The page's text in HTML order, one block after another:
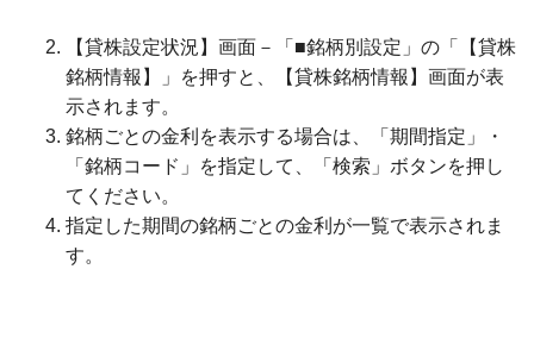
【貸株設定状況】画面－「■銘柄別設定」の「【貸株
銘柄情報】」を押すと、【貸株銘柄情報】画面が表
示されます。
銘柄ごとの金利を表示する場合は、「期間指定」・
「銘柄コード」を指定して、「検索」ボタンを押し
てください。
指定した期間の銘柄ごとの金利が一覧で表示されま
す。